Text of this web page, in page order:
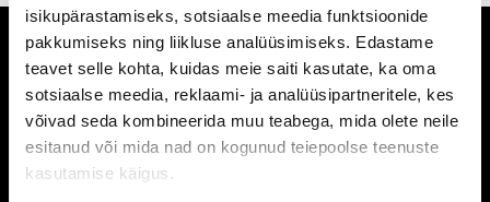
isikupärastamiseks, sotsiaalse meedia funktsioonide
pakkumiseks ning liikluse analüüsimiseks. Edastame
teavet selle kohta, kuidas meie saiti kasutate, ka oma
sotsiaalse meedia, reklaami- ja analüüsipartneritele, kes
võivad seda kombineerida muu teabega, mida olete neile
esitanud või mida nad on kogunud teiepoolse teenuste
kasutamise käigus.